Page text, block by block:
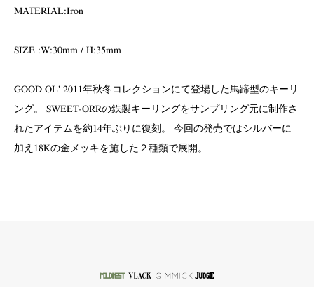
MATERIAL:Iron
SIZE :W:30mm / H:35mm
GOOD OL' 2011年秋冬コレクションにて登場した馬蹄型のキーリ
ング。 SWEET-ORRの鉄製キーリングをサンプリング元に制作さ
れたアイテムを約14年ぶりに復刻。 今回の発売ではシルバーに
加え18Kの金メッキを施した２種類で展開。